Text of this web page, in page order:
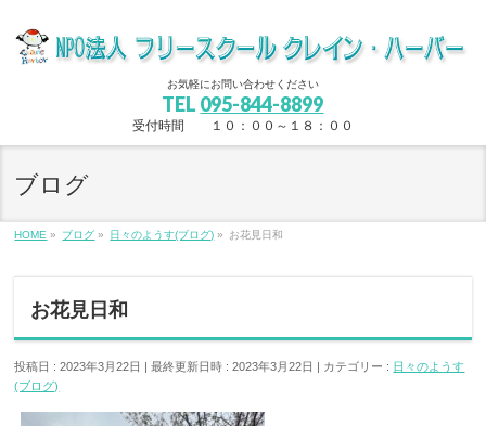
お気軽にお問い合わせください
TEL 095-844-8899
受付時間 １０：００～１８：００
ブログ
HOME » ブログ » 日々のようす(ブログ) » お花見日和
お花見日和
投稿日 : 2023年3月22日 最終更新日時 : 2023年3月22日 カテゴリー : 日々のようす
(ブログ)